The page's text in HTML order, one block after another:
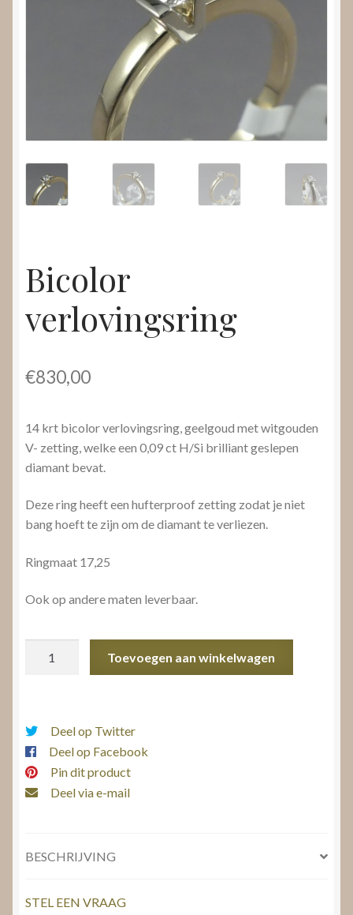
Bicolor
verlovingsring
€830,00
14 krt bicolor verlovingsring, geelgoud met witgouden
V- zetting, welke een 0,09 ct H/Si brilliant geslepen
diamant bevat.
Deze ring heeft een hufterproof zetting zodat je niet
bang hoeft te zijn om de diamant te verliezen.
Ringmaat 17,25
Ook op andere maten leverbaar.
Toevoegen aan winkelwagen
Deel op Twitter
Deel op Facebook
Pin dit product
Deel via e-mail
BESCHRIJVING
STEL EEN VRAAG